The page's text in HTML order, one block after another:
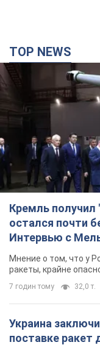
TOP NEWS
Кремль получил
остался почти
Интервью с
Мнение о том, что у
ракеты, крайне
7 годин тому 32,0 т.
Украина
поставке